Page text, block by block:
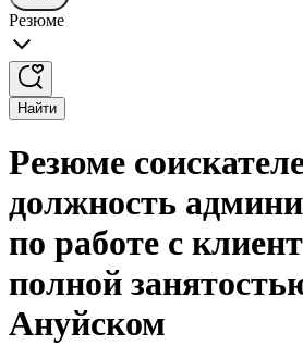
Резюме
Найти
Резюме
должность
по работе с
полной
Ануйском